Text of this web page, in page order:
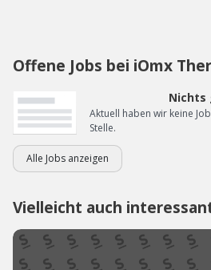
Offene Jobs bei iOmx
Nichts
Aktuell haben wir keine
Stelle.
Alle Jobs anzeigen
Vielleicht auch